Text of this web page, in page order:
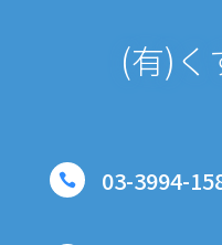
(有)く
 03-3994-